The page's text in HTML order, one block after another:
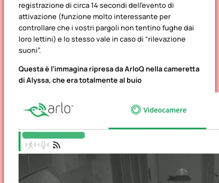
registrazione di circa 14 secondi dell’evento di
attivazione (funzione molto interessante per
controllare che i vostri pargoli non tentino fughe dai
loro lettini) e lo stesso vale in caso di “rilevazione
suoni”.
Questa è l’immagina ripresa da ArloQ nella cameretta
di Alyssa, che era totalmente al buio